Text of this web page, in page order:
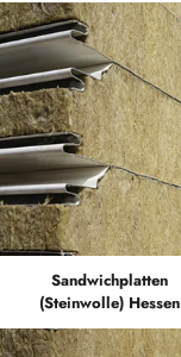
Sandwichplatten
(Steinwolle) Hessen